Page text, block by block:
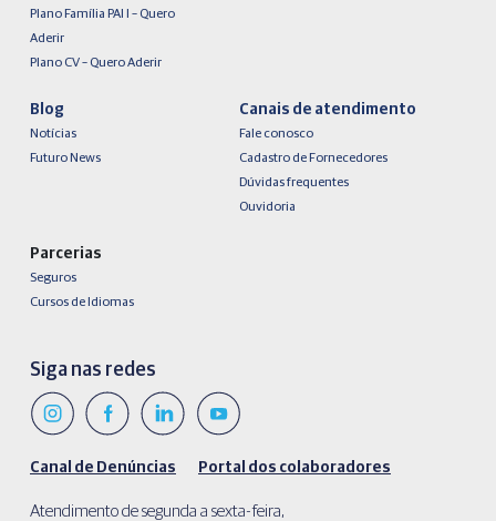
Plano Família PAI I – Quero
Aderir
Plano CV – Quero Aderir
Blog
Notícias
Futuro News
Canais de atendimento
Fale conosco
Cadastro de Fornecedores
Dúvidas frequentes
Ouvidoria
Parcerias
Seguros
Cursos de Idiomas
Siga nas redes
Canal de Denúncias Portal dos colaboradores
Atendimento de segunda a sexta-feira,